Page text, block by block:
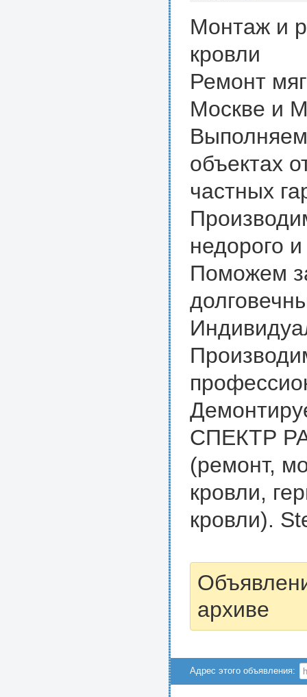
Монтаж и
кровли
Ремонт
Москве и
объектах
частных
недорого
Поможем
СПЕКТР
(ремонт,
кровли,
кровли).
архиве
Адрес этого объявления: